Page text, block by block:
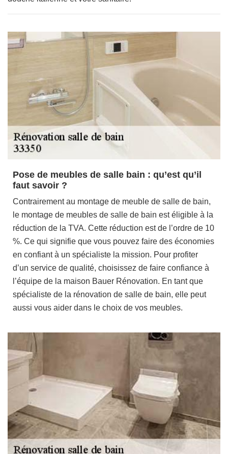
Pose de meubles de salle bain : qu’est qu’il
faut savoir ?
Contrairement au montage de meuble de salle de bain,
le montage de meubles de salle de bain est éligible à la
réduction de la TVA. Cette réduction est de l’ordre de 10
%. Ce qui signifie que vous pouvez faire des économies
en confiant à un spécialiste la mission. Pour profiter
d’un service de qualité, choisissez de faire confiance à
l’équipe de la maison Bauer Rénovation. En tant que
spécialiste de la rénovation de salle de bain, elle peut
aussi vous aider dans le choix de vos meubles.